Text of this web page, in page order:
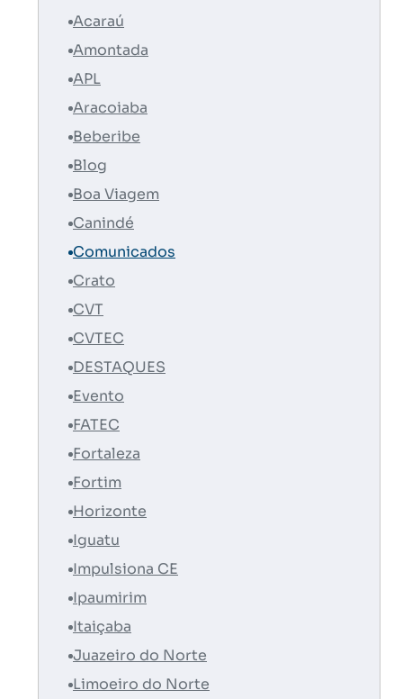
Acaraú
Amontada
APL
Aracoiaba
Beberibe
Blog
Boa Viagem
Canindé
Comunicados
Crato
CVT
CVTEC
DESTAQUES
Evento
FATEC
Fortaleza
Fortim
Horizonte
Iguatu
Impulsiona CE
Ipaumirim
Itaiçaba
Juazeiro do Norte
Limoeiro do Norte